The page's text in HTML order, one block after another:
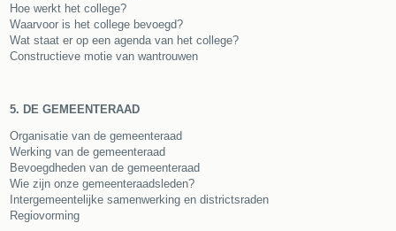
Hoe werkt het college?
Waarvoor is het college bevoegd?
Wat staat er op een agenda van het college?
Constructieve motie van wantrouwen
5. DE GEMEENTERAAD
Organisatie van de gemeenteraad
Werking van de gemeenteraad
Bevoegdheden van de gemeenteraad
Wie zijn onze gemeenteraadsleden?
Intergemeentelijke samenwerking en districtsraden
Regiovorming